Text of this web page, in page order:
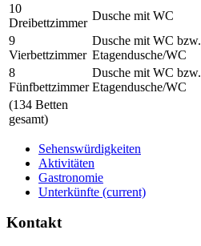
10
Dreibettzimmer
Dusche mit WC
9
Vierbettzimmer
Dusche mit WC bzw.
Etagendusche/WC
8
Fünfbettzimmer
Dusche mit WC bzw.
Etagendusche/WC
(134 Betten
gesamt)
Sehenswürdigkeiten
Aktivitäten
Gastronomie
Unterkünfte (current)
Kontakt